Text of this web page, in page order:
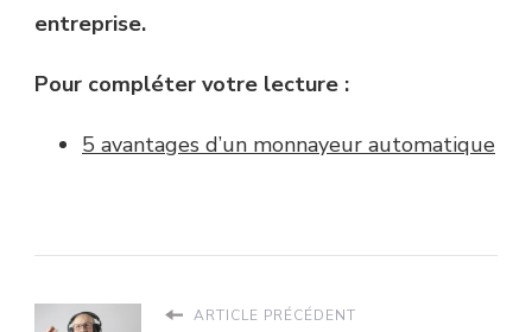
entreprise.
Pour compléter votre lecture :
5 avantages d’un monnayeur automatique
ARTICLE PRÉCÉDENT